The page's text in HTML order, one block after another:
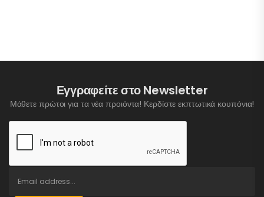
Εγγραφείτε στο Newsletter
Μάθετε πρώτοι για τα νέα προιόντα! Κερδίστε εκπτωτικά κουπόνια!